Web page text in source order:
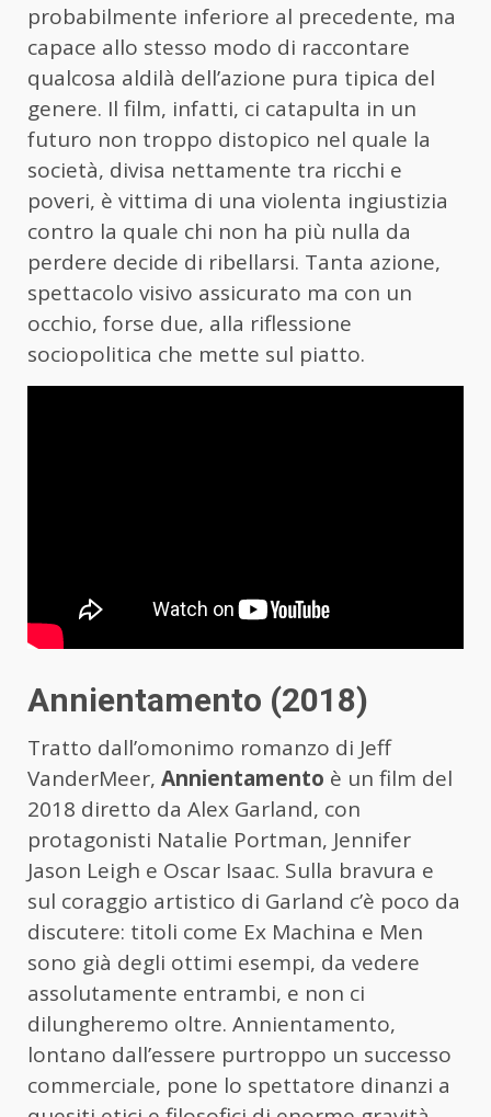
probabilmente inferiore al precedente, ma
capace allo stesso modo di raccontare
qualcosa aldilà dell’azione pura tipica del
genere. Il film, infatti, ci catapulta in un
futuro non troppo distopico nel quale la
società, divisa nettamente tra ricchi e
poveri, è vittima di una violenta ingiustizia
contro la quale chi non ha più nulla da
perdere decide di ribellarsi. Tanta azione,
spettacolo visivo assicurato ma con un
occhio, forse due, alla riflessione
sociopolitica che mette sul piatto.
Annientamento (2018)
Tratto dall’omonimo romanzo di Jeff
VanderMeer, Annientamento è un film del
2018 diretto da Alex Garland, con
protagonisti Natalie Portman, Jennifer
Jason Leigh e Oscar Isaac. Sulla bravura e
sul coraggio artistico di Garland c’è poco da
discutere: titoli come Ex Machina e Men
sono già degli ottimi esempi, da vedere
assolutamente entrambi, e non ci
dilungheremo oltre. Annientamento,
lontano dall’essere purtroppo un successo
commerciale, pone lo spettatore dinanzi a